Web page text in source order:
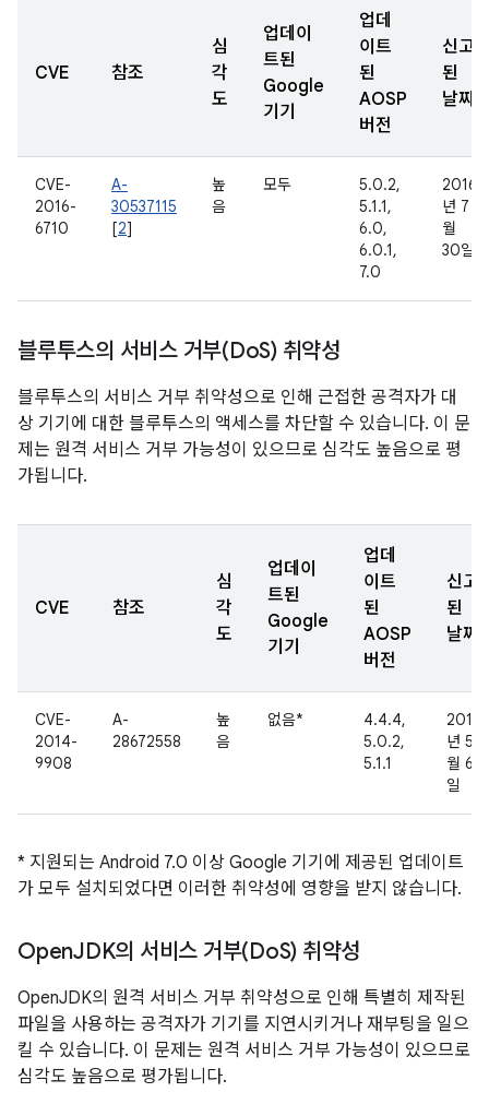
CVE 참조
심
각
도
업데이
트된
Google
기기
업데
이트
된
AOSP
버전
신고
된
날짜
CVE-
2016-
6710
A-
30537115
[2]
높
음
모두
5.0.2,
5.1.1,
6.0,
6.0.1,
7.0
2016
년 7
월
30일
블루투스의 서비스 거부(DoS) 취약성
블루투스의 서비스 거부 취약성으로 인해 근접한 공격자가 대
상 기기에 대한 블루투스의 액세스를 차단할 수 있습니다. 이 문
제는 원격 서비스 거부 가능성이 있으므로 심각도 높음으로 평
가됩니다.
CVE 참조
심
각
도
업데이
트된
Google
기기
업데
이트
된
AOSP
버전
신고
된
날짜
CVE-
2014-
9908
A-
28672558
높
음
없음*
4.4.4,
5.0.2,
5.1.1
2014
년 5
월 6
일
* 지원되는 Android 7.0 이상 Google 기기에 제공된 업데이트
가 모두 설치되었다면 이러한 취약성에 영향을 받지 않습니다.
OpenJDK의 서비스 거부(DoS) 취약성
OpenJDK의 원격 서비스 거부 취약성으로 인해 특별히 제작된
파일을 사용하는 공격자가 기기를 지연시키거나 재부팅을 일으
킬 수 있습니다. 이 문제는 원격 서비스 거부 가능성이 있으므로
심각도 높음으로 평가됩니다.